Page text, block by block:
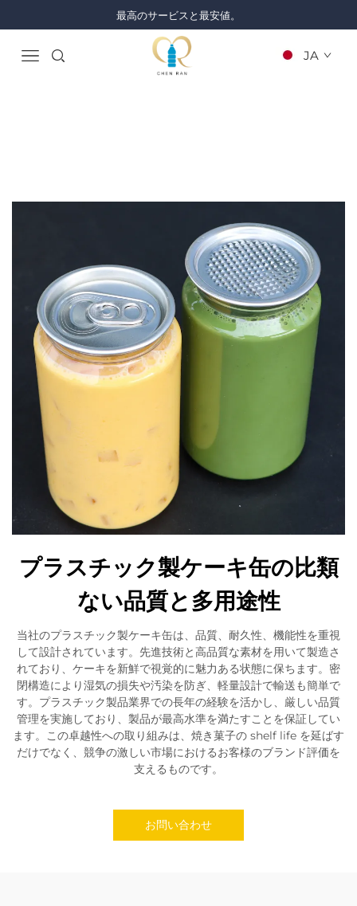
最高のサービスと最安値。
JA
プラスチック製ケーキ缶の比類
ない品質と多用途性
当社のプラスチック製ケーキ缶は、品質、耐久性、機能性を重視
して設計されています。先進技術と高品質な素材を用いて製造さ
れており、ケーキを新鮮で視覚的に魅力ある状態に保ちます。密
閉構造により湿気の損失や汚染を防ぎ、軽量設計で輸送も簡単で
す。プラスチック製品業界での長年の経験を活かし、厳しい品質
管理を実施しており、製品が最高水準を満たすことを保証してい
ます。この卓越性への取り組みは、焼き菓子の shelf life を延ばす
だけでなく、競争の激しい市場におけるお客様のブランド評価を
支えるものです。
お問い合わせ